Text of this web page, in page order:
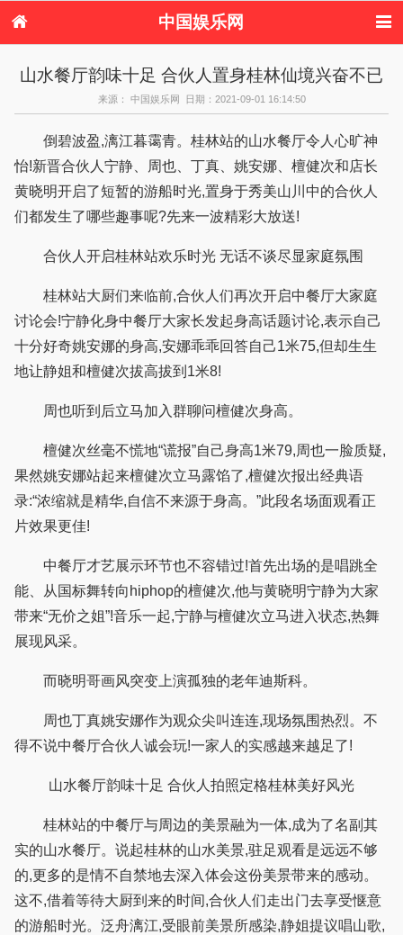
中国娱乐网
港台娱乐
日本娱乐 韩国娱乐
欧美娱乐
音乐新闻 影视新闻
内地明星八卦
港台明星八卦
日本韩国明星
八卦
欧美明星八卦 娱乐评论
山水餐厅韵味十足 合伙人置身桂林仙境兴奋不已
来源： 中国娱乐网 日期：2021-09-01 16:14:50
倒碧波盈,漓江暮霭青。桂林站的山水餐厅令人心旷神
怡!新晋合伙人宁静、周也、丁真、姚安娜、檀健次和店长
黄晓明开启了短暂的游船时光,置身于秀美山川中的合伙人
们都发生了哪些趣事呢?先来一波精彩大放送!
合伙人开启桂林站欢乐时光 无话不谈尽显家庭氛围
桂林站大厨们来临前,合伙人们再次开启中餐厅大家庭
讨论会!宁静化身中餐厅大家长发起身高话题讨论,表示自己
十分好奇姚安娜的身高,安娜乖乖回答自己1米75,但却生生
地让静姐和檀健次拔高拔到1米8!
周也听到后立马加入群聊问檀健次身高。
檀健次丝毫不慌地“谎报”自己身高1米79,周也一脸质疑,
果然姚安娜站起来檀健次立马露馅了,檀健次报出经典语
录:“浓缩就是精华,自信不来源于身高。”此段名场面观看正
片效果更佳!
中餐厅才艺展示环节也不容错过!首先出场的是唱跳全
能、从国标舞转向hiphop的檀健次,他与黄晓明宁静为大家
带来“无价之姐”!音乐一起,宁静与檀健次立马进入状态,热舞
展现风采。
而晓明哥画风突变上演孤独的老年迪斯科。
周也丁真姚安娜作为观众尖叫连连,现场氛围热烈。不
得不说中餐厅合伙人诚会玩!一家人的实感越来越足了!
山水餐厅韵味十足 合伙人拍照定格桂林美好风光
桂林站的中餐厅与周边的美景融为一体,成为了名副其
实的山水餐厅。说起桂林的山水美景,驻足观看是远远不够
的,更多的是情不自禁地去深入体会这份美景带来的感动。
这不,借着等待大厨到来的时间,合伙人们走出门去享受惬意
的游船时光。泛舟漓江,受眼前美景所感染,静姐提议唱山歌,